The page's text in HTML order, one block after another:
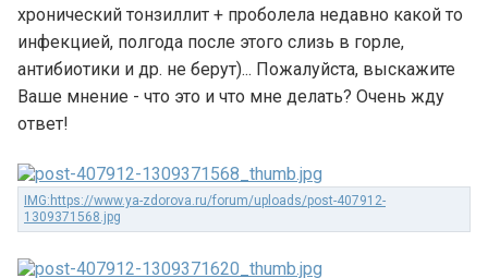
хронический тонзиллит + проболела недавно какой то
инфекцией, полгода после этого слизь в горле,
антибиотики и др. не берут)... Пожалуйста, выскажите
Ваше мнение - что это и что мне делать? Очень жду
ответ!